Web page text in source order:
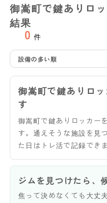
御嵩町で鍵ありロ
結果
0 件
設備の多い順
御嵩町で鍵ありロ
す
御嵩町で鍵ありロッカー
す。通えそうな施設を見
た日はトレ活で記録できま
ジムを見つけたら、
焦って決めなくても大丈